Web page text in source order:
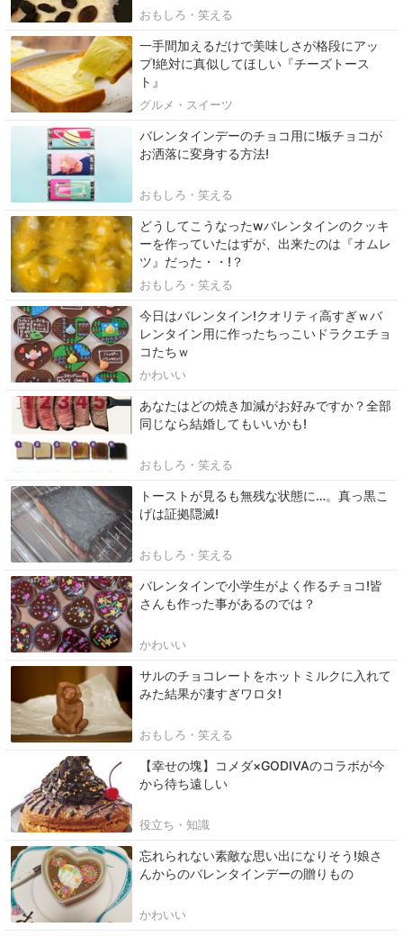
おもしろ・笑える
一手間加えるだけで美味しさが格段にアッ
プ!絶対に真似してほしい『チーズトース
ト』
グルメ・スイーツ
バレンタインデーのチョコ用に!板チョコが
お洒落に変身する方法!
おもしろ・笑える
どうしてこうなったwバレンタインのクッキ
ーを作っていたはずが、出来たのは『オムレ
ツ』だった・・!？
おもしろ・笑える
今日はバレンタイン!クオリティ高すぎｗバ
レンタイン用に作ったちっこいドラクエチョ
コたちｗ
かわいい
あなたはどの焼き加減がお好みですか？全部
同じなら結婚してもいいかも!
おもしろ・笑える
トーストが見るも無残な状態に…。真っ黒こ
げは証拠隠滅!
おもしろ・笑える
バレンタインで小学生がよく作るチョコ!皆
さんも作った事があるのでは？
かわいい
サルのチョコレートをホットミルクに入れて
みた結果が凄すぎワロタ!
おもしろ・笑える
【幸せの塊】コメダ×GODIVAのコラボが今
から待ち遠しい
役立ち・知識
忘れられない素敵な思い出になりそう!娘さ
んからのバレンタインデーの贈りもの
かわいい